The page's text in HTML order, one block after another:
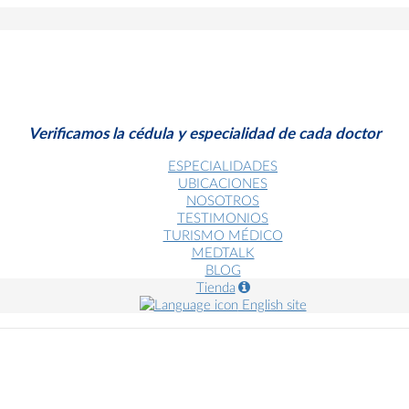
Verificamos la cédula y especialidad de cada doctor
ESPECIALIDADES
UBICACIONES
NOSOTROS
TESTIMONIOS
TURISMO MÉDICO
MEDTALK
BLOG
Tienda
English site